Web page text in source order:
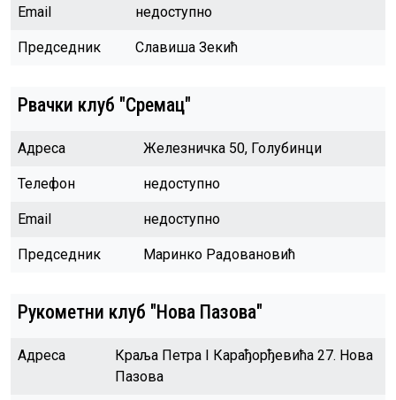
Email недоступно
Председник Славиша Зекић
Рвачки клуб "Сремац"
Адреса Железничка 50, Голубинци
Телефон недоступно
Email недоступно
Председник Маринко Радовановић
Рукометни клуб "Нова Пазова"
Адреса
Краља Петра I Карађорђевића 27. Нова
Пазова